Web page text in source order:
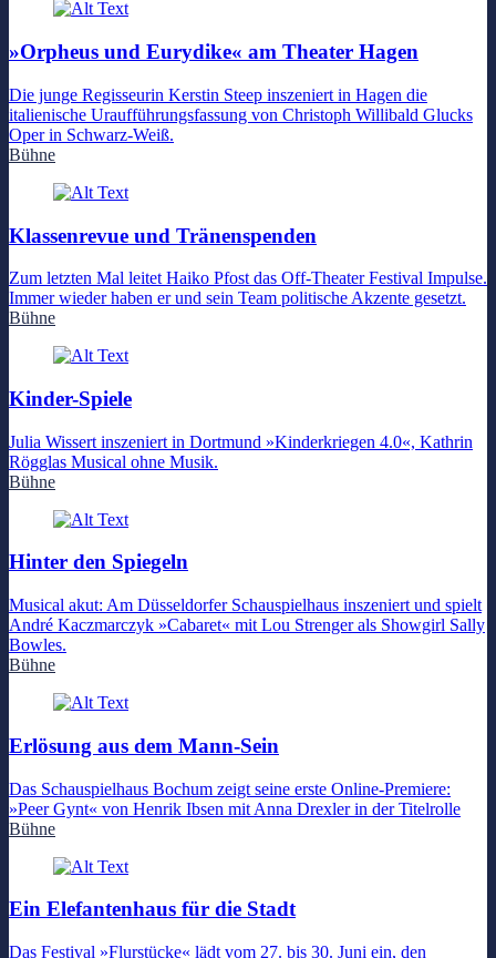
»Orpheus und Eurydike« am Theater Hagen
Die junge Regisseurin Kerstin Steep inszeniert in Hagen die
italienische Uraufführungsfassung von Christoph Willibald Glucks
Oper in Schwarz-Weiß.
Bühne
Klassenrevue und Tränenspenden
Zum letzten Mal leitet Haiko Pfost das Off-Theater Festival Impulse.
Immer wieder haben er und sein Team politische Akzente gesetzt.
Bühne
Kinder-Spiele
Julia Wissert inszeniert in Dortmund »Kinderkriegen 4.0«, Kathrin
Rögglas Musical ohne Musik.
Bühne
Hinter den Spiegeln
Musical akut: Am Düsseldorfer Schauspielhaus inszeniert und spielt
André Kaczmarczyk »Cabaret« mit Lou Strenger als Showgirl Sally
Bowles.
Bühne
Erlösung aus dem Mann-Sein
Das Schauspielhaus Bochum zeigt seine erste Online-Premiere:
»Peer Gynt« von Henrik Ibsen mit Anna Drexler in der Titelrolle
Bühne
Ein Elefantenhaus für die Stadt
Das Festival »Flurstücke« lädt vom 27. bis 30. Juni ein, den